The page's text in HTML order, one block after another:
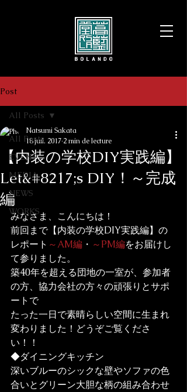
Post
All Posts
EVENT
MEDIA
NEWS
WORKS
All Posts
【内装の学校DIY実践編】
Let&#8217;s DIY！～完成
編
Natsumi Sakata
18 juil. 2017 2 min de lecture
みなさま、こんにちは！
前回まで【内装の学校DIY実践編】の
レポート ～AM編 ・ ～PM編をお届けし
て参りました。
築40年を超える団地の一室が、参加者
の方、協力会社の方々の頑張りとサポ
ートで
たった一日で素晴らしい空間に生まれ
変わりました！どうぞご覧くださ
い！！
◆ダイニングキッチン
深いブルーのシックな壁やソファの色
合いとグリーン大胆な柄の組み合わせ